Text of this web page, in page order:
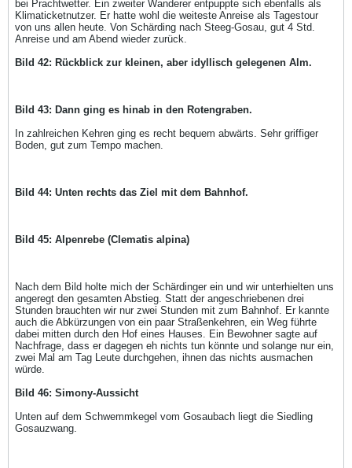
bei Prachtwetter. Ein zweiter Wanderer entpuppte sich ebenfalls als
Klimaticketnutzer. Er hatte wohl die weiteste Anreise als Tagestour
von uns allen heute. Von Schärding nach Steeg-Gosau, gut 4 Std.
Anreise und am Abend wieder zurück.
Bild 42: Rückblick zur kleinen, aber idyllisch gelegenen Alm.
Bild 43: Dann ging es hinab in den Rotengraben.
In zahlreichen Kehren ging es recht bequem abwärts. Sehr griffiger
Boden, gut zum Tempo machen.
Bild 44: Unten rechts das Ziel mit dem Bahnhof.
Bild 45: Alpenrebe (Clematis alpina)
Nach dem Bild holte mich der Schärdinger ein und wir unterhielten uns
angeregt den gesamten Abstieg. Statt der angeschriebenen drei
Stunden brauchten wir nur zwei Stunden mit zum Bahnhof. Er kannte
auch die Abkürzungen von ein paar Straßenkehren, ein Weg führte
dabei mitten durch den Hof eines Hauses. Ein Bewohner sagte auf
Nachfrage, dass er dagegen eh nichts tun könnte und solange nur ein,
zwei Mal am Tag Leute durchgehen, ihnen das nichts ausmachen
würde.
Bild 46: Simony-Aussicht
Unten auf dem Schwemmkegel vom Gosaubach liegt die Siedling
Gosauzwang.